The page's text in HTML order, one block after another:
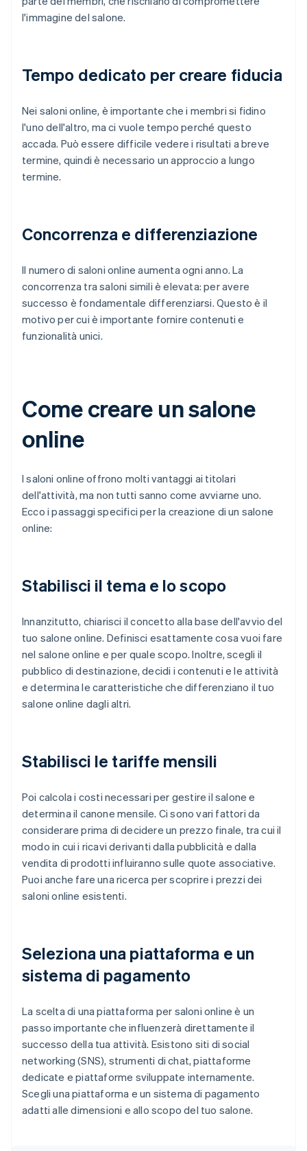
l'immagine del salone.
Tempo dedicato per creare fiducia
Nei saloni online, è importante che i membri si fidino
l'uno dell'altro, ma ci vuole tempo perché questo
accada. Può essere difficile vedere i risultati a breve
termine, quindi è necessario un approccio a lungo
termine.
Concorrenza e differenziazione
Il numero di saloni online aumenta ogni anno. La
concorrenza tra saloni simili è elevata: per avere
successo è fondamentale differenziarsi. Questo è il
motivo per cui è importante fornire contenuti e
funzionalità unici.
Come creare un salone
online
I saloni online offrono molti vantaggi ai titolari
dell'attività, ma non tutti sanno come avviarne uno.
Ecco i passaggi specifici per la creazione di un salone
online:
Stabilisci il tema e lo scopo
Innanzitutto, chiarisci il concetto alla base dell'avvio del
tuo salone online. Definisci esattamente cosa vuoi fare
nel salone online e per quale scopo. Inoltre, scegli il
pubblico di destinazione, decidi i contenuti e le attività
e determina le caratteristiche che differenziano il tuo
salone online dagli altri.
Stabilisci le tariffe mensili
Poi calcola i costi necessari per gestire il salone e
determina il canone mensile. Ci sono vari fattori da
considerare prima di decidere un prezzo finale, tra cui il
modo in cui i ricavi derivanti dalla pubblicità e dalla
vendita di prodotti influiranno sulle quote associative.
Puoi anche fare una ricerca per scoprire i prezzi dei
saloni online esistenti.
Seleziona una piattaforma e un
sistema di pagamento
La scelta di una piattaforma per saloni online è un
passo importante che influenzerà direttamente il
successo della tua attività. Esistono siti di social
networking (SNS), strumenti di chat, piattaforme
dedicate e piattaforme sviluppate internamente.
Scegli una piattaforma e un sistema di pagamento
adatti alle dimensioni e allo scopo del tuo salone.